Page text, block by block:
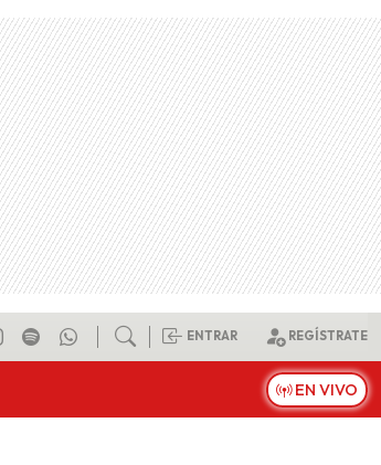
ENTRAR REGÍSTRATE
EN VIVO